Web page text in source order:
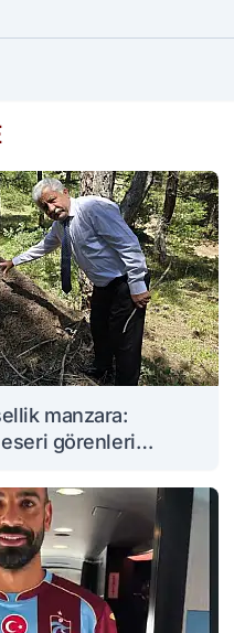
manzara:
eseri görenleri